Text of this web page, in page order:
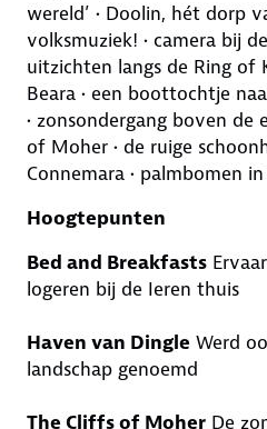
wereld’ • Doolin, hét dorp
volksmuziek! • camera bij
uitzichten langs de Ring of
Beara • een boottochtje
• zonsondergang boven
of Moher • de ruige
Connemara • palmbomen
Hoogtepunten
Bed and Breakfasts
logeren bij de Ieren thuis
Haven van Dingle Werd
landschap genoemd
The Cliffs of Moher De